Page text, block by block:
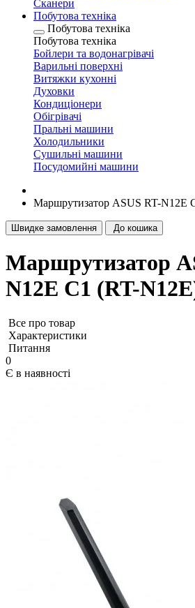
Сканери
Побутова техніка
Побутова техніка
Побутова техніка
Бойлери та водонагрівачі
Варильні поверхні
Витяжки кухонні
Духовки
Кондиціонери
Обігрівачі
Пральні машини
Холодильники
Сушильні машини
Посудомийні машини
Маршрутизатор ASUS RT-N12E
Швидке замовлення До кошика
Маршрутизатор
N12E C1 (RT-
Все про товар
Характеристики
Питання
0
Є в наявності